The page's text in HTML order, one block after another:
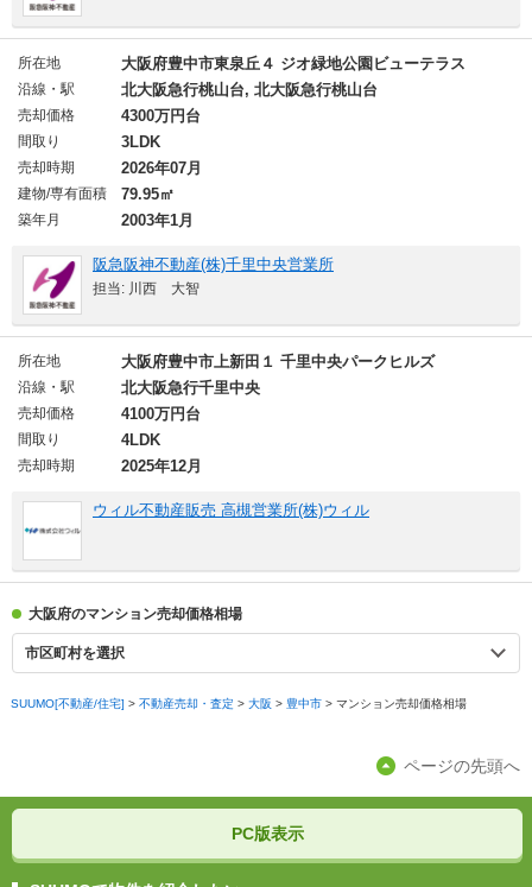
所在地 大阪府豊中市東泉丘４ ジオ緑地公園ビューテラス
沿線・駅 北大阪急行桃山台, 北大阪急行桃山台
売却価格 4300万円台
間取り 3LDK
売却時期 2026年07月
建物/専有面積 79.95㎡
築年月 2003年1月
阪急阪神不動産(株)千里中央営業所
担当: 川西 大智
所在地 大阪府豊中市上新田１ 千里中央パークヒルズ
沿線・駅 北大阪急行千里中央
売却価格 4100万円台
間取り 4LDK
売却時期 2025年12月
ウィル不動産販売 高槻営業所(株)ウィル
大阪府のマンション売却価格相場
市区町村を選択
SUUMO[不動産/住宅] > 不動産売却・査定 > 大阪 > 豊中市 > マンション売却価格相場
ページの先頭へ
PC版表示